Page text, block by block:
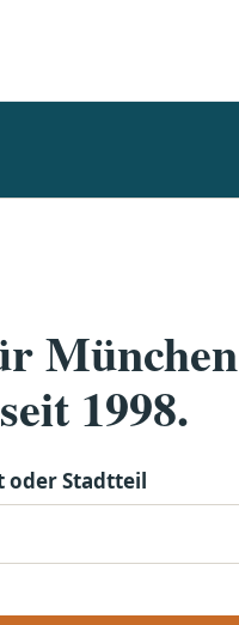
München
1998.
oder Stadtteil